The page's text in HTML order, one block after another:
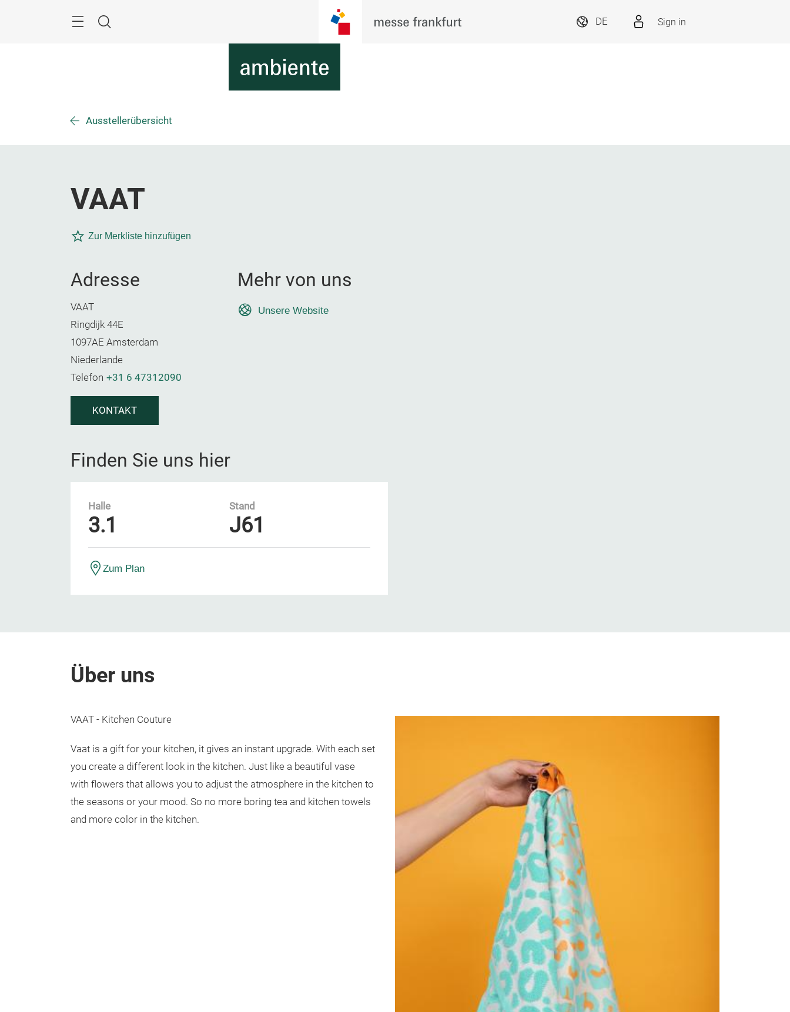
Suche
DE Sign in
Ausstellerübersicht
VAAT
Zur Merkliste hinzufügen
Adresse
VAAT
Ringdijk 44E
1097AE Amsterdam
Niederlande
Telefon +31 6 47312090
KONTAKT
Mehr von uns
Unsere Website
Finden Sie uns hier
Halle
3.1
Stand
J61
Zum Plan
Über uns
VAAT - Kitchen Couture
Vaat is a gift for your kitchen, it gives an instant upgrade. With each set
you create a different look in the kitchen. Just like a beautiful vase
with flowers that allows you to adjust the atmosphere in the kitchen to
the seasons or your mood. So no more boring tea and kitchen towels
and more color in the kitchen.